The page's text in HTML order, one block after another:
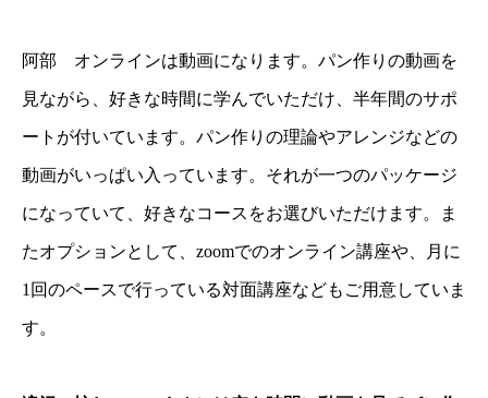
阿部 オンラインは動画になります。パン作りの動画を
見ながら、好きな時間に学んでいただけ、半年間のサポ
ートが付いています。パン作りの理論やアレンジなどの
動画がいっぱい入っています。それが一つのパッケージ
になっていて、好きなコースをお選びいただけます。ま
たオプションとして、zoomでのオンライン講座や、月に
1回のペースで行っている対面講座などもご用意していま
す。